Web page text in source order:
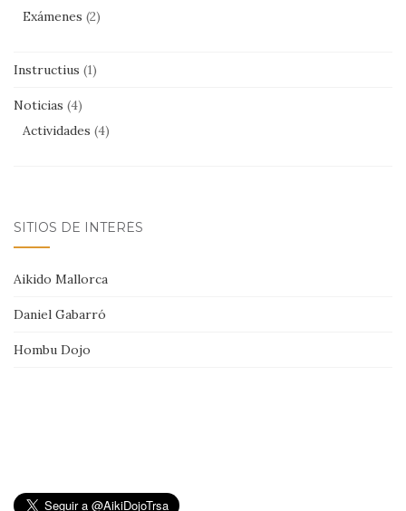
Exámenes (2)
Instructius (1)
Noticias (4)
Actividades (4)
SITIOS DE INTERÉS
Aikido Mallorca
Daniel Gabarró
Hombu Dojo